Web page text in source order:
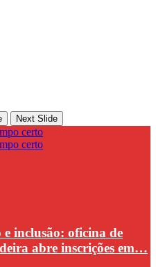
Next Slide
inclusão: oficina de
abre inscrições em…